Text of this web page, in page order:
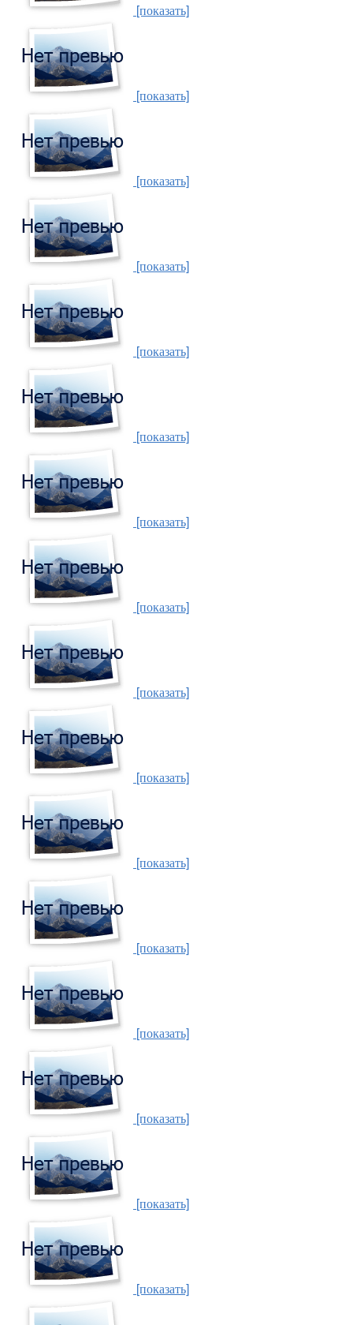
[показать]
[показать]
[показать]
[показать]
[показать]
[показать]
[показать]
[показать]
[показать]
[показать]
[показать]
[показать]
[показать]
[показать]
[показать]
[показать]